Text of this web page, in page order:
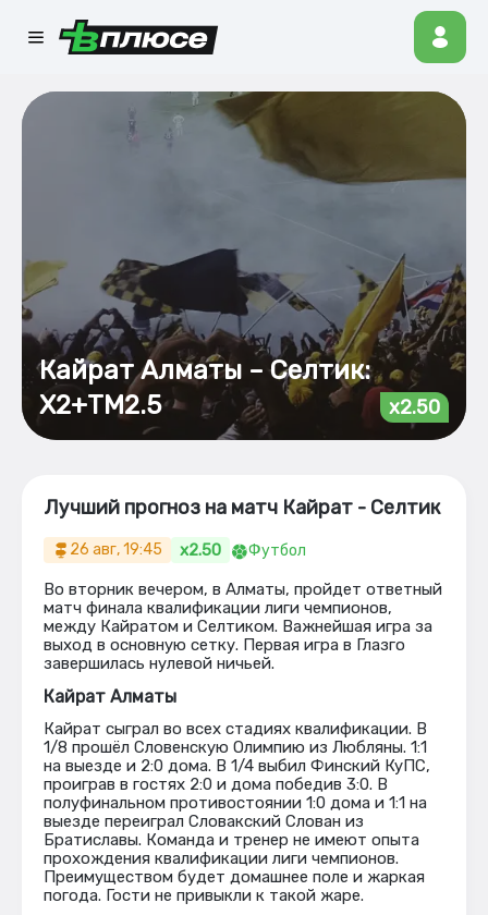
Кайрат Алматы – Селтик:
Х2+ТМ2.5
x2.50
Лучший прогноз на матч Кайрат - Селтик
26 авг, 19:45 x2.50 Футбол
Во вторник вечером, в Алматы, пройдет ответный
матч финала квалификации лиги чемпионов,
между Кайратом и Селтиком. Важнейшая игра за
выход в основную сетку. Первая игра в Глазго
завершилась нулевой ничьей.
Кайрат Алматы
Кайрат сыграл во всех стадиях квалификации. В
1/8 прошёл Словенскую Олимпию из Любляны. 1:1
на выезде и 2:0 дома. В 1/4 выбил Финский КуПС,
проиграв в гостях 2:0 и дома победив 3:0. В
полуфинальном противостоянии 1:0 дома и 1:1 на
выезде переиграл Словакский Слован из
Братиславы. Команда и тренер не имеют опыта
прохождения квалификации лиги чемпионов.
Преимуществом будет домашнее поле и жаркая
погода. Гости не привыкли к такой жаре.